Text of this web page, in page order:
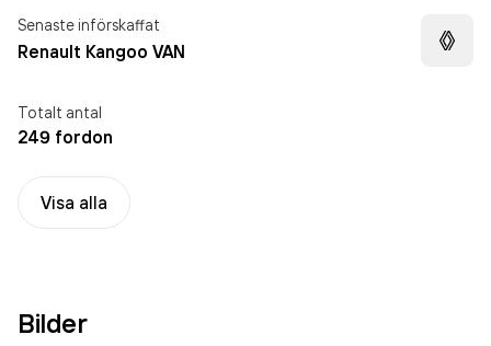
Senaste införskaffat
Renault Kangoo VAN
Totalt antal
249 fordon
Visa alla
Bilder